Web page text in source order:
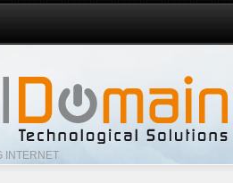
INTERNET